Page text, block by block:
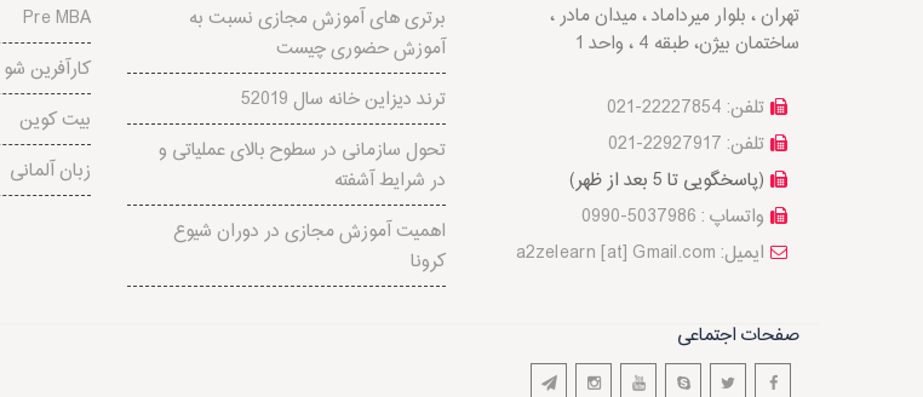
تهران ، بلوار میرداماد ، میدان مادر ،
ساختمان بیژن، طبقه 4 ، واحد 1
تلفن: 22227854-021
تلفن: 22927917-021
(پاسخگویی تا 5 بعد از ظهر)
واتساپ : 5037986-0990
a2zelearn [at] Gmail.com :ایمیل
برتری های آموزش مجازی نسبت به
آموزش حضوری چیست
5ترند دیزاین خانه سال 2019
تحول سازمانی در سطوح بالای عملياتی و
در شرايط آشفته
اهمیت آموزش مجازی در دوران شیوع
کرونا
Pre MBA
کارآفرین شو
بیت کوین
زبان آلمانی
صفحات اجتماعی